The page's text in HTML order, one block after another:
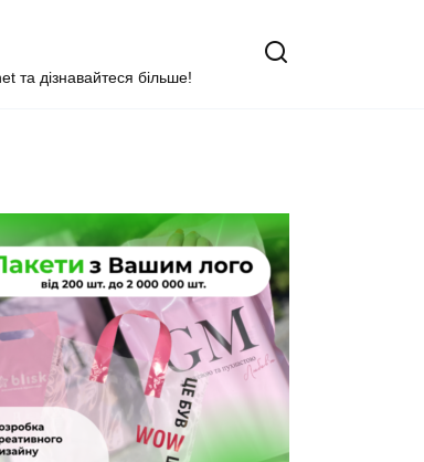
та дізнавайтеся більше!